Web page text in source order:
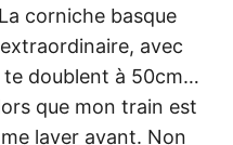
corniche basque
avec
doublent à 50cm…
que mon train est
me laver avant. Non